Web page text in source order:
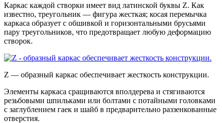
Каркас каждой створки имеет вид латинской буквы Z. Как
известно, треугольник — фигура жесткая; косая перемычка
каркаса образует с обшивкой и горизонтальными брусьями
пару треугольников, что предотвращает любую деформацию
створок.
Z — образный каркас обеспечивает жесткость конструкции.
Элементы каркаса сращиваются вполдерева и стягиваются
резьбовыми шпильками или болтами с потайными головками
с заглублением гаек и шайб в предварительно раззенкованные
отверстия.